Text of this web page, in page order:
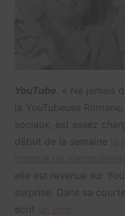
YouTube . « Ne jamais
la YouTubeuse
sociaux, est assez
début de la semaine
elle est revenue sur
surprise. Dans sa
écrit